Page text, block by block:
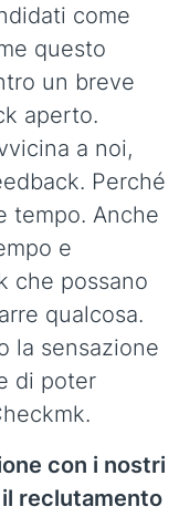
come
questo
un breve
aperto.
a noi,
Perché
tempo. Anche
e
che possano
qualcosa.
la sensazione
di poter
con i nostri
reclutamento